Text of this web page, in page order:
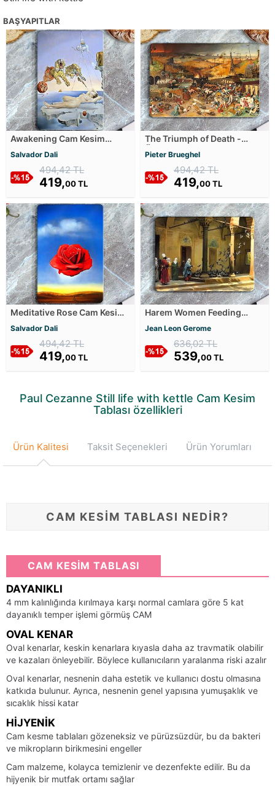
BAŞYAPITLAR
Awakening Cam Kesim
Salvador Dali
494,42 TL
419,00 TL
The Triumph of Death -
Ölümün Zaferi Cam Kesim
Tablası
Pieter Brueghel
494,42 TL
419,00 TL
Meditative Rose Cam Kesim
Salvador Dali
494,42 TL
419,00 TL
Harem Women Feeding
Kesim Tablası
Jean Leon Gerome
636,02 TL
539,00 TL
Paul Cezanne Still life with kettle Cam Kesim
Tablası özellikleri
Ürün Kalitesi Taksit Seçenekleri Ürün Yorumları
CAM KESİM TABLASI NEDİR?
CAM KESİM TABLASI
DAYANIKLI
4 mm kalınlığında kırılmaya karşı normal camlara göre 5 kat
dayanıklı temper işlemi görmüş CAM
OVAL KENAR
Oval kenarlar, keskin kenarlara kıyasla daha az travmatik olabilir
ve kazaları önleyebilir. Böylece kullanıcıların yaralanma riski azalır
Oval kenarlar, nesnenin daha estetik ve kullanıcı dostu olmasına
katkıda bulunur. Ayrıca, nesnenin genel yapısına yumuşaklık ve
sıcaklık hissi katar
HIJYENIK
Cam kesme tablaları gözeneksiz ve pürüzsüzdür, bu da bakteri
ve mikropların birikmesini engeller
Cam malzeme, kolayca temizlenir ve dezenfekte edilir. Bu da
hijyenik bir mutfak ortamı sağlar